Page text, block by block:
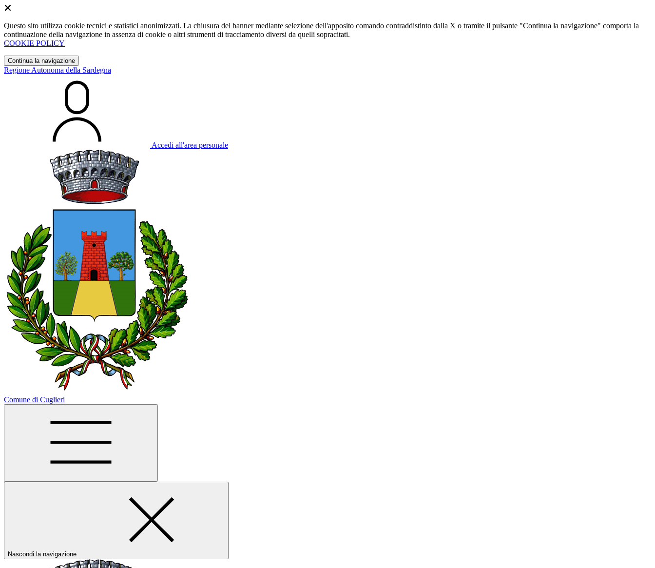
Questo sito utilizza cookie tecnici e statistici anonimizzati. La chiusura del banner mediante selezione dell'apposito comando contraddistinto dalla X o tramite il pulsante "Continua la navigazione" comporta la
continuazione della navigazione in assenza di cookie o altri strumenti di tracciamento diversi da quelli sopracitati.
COOKIE POLICY
Continua la navigazione
Regione Autonoma della Sardegna
Accedi all'area personale
Comune di Cuglieri
Nascondi la navigazione